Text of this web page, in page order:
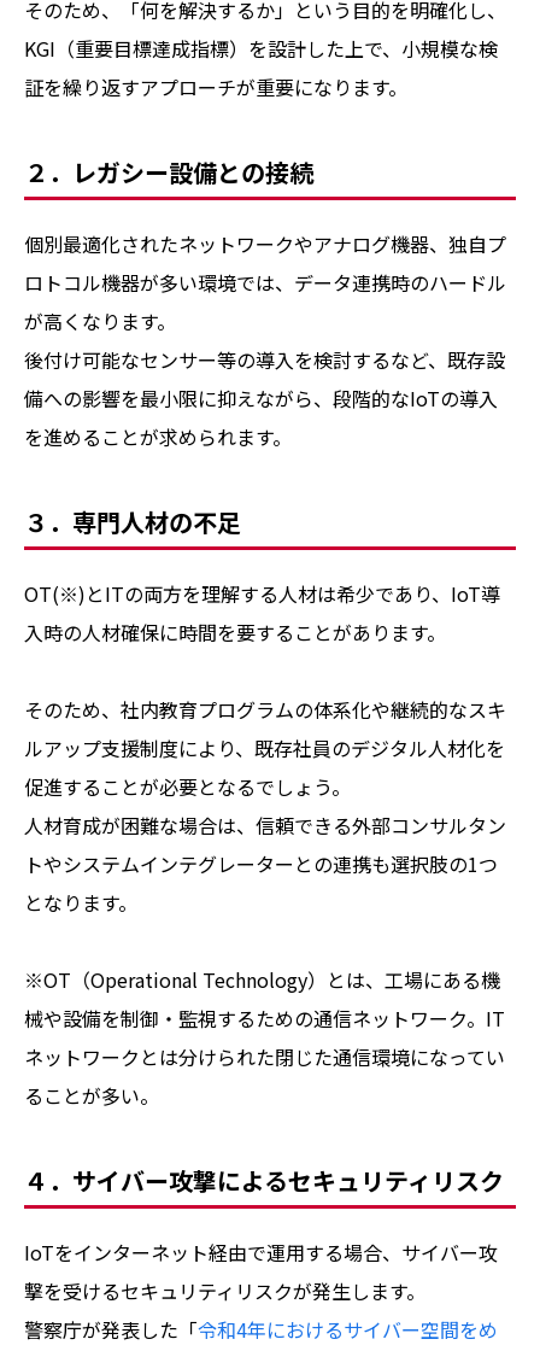
そのため、「何を解決するか」という目的を明確化し、
KGI（重要目標達成指標）を設計した上で、小規模な検
証を繰り返すアプローチが重要になります。
２．レガシー設備との接続
個別最適化されたネットワークやアナログ機器、独自プ
ロトコル機器が多い環境では、データ連携時のハードル
が高くなります。
後付け可能なセンサー等の導入を検討するなど、既存設
備への影響を最小限に抑えながら、段階的なIoTの導入
を進めることが求められます。
３．専門人材の不足
OT(※)とITの両方を理解する人材は希少であり、IoT導
入時の人材確保に時間を要することがあります。
そのため、社内教育プログラムの体系化や継続的なスキ
ルアップ支援制度により、既存社員のデジタル人材化を
促進することが必要となるでしょう。
人材育成が困難な場合は、信頼できる外部コンサルタン
トやシステムインテグレーターとの連携も選択肢の1つ
となります。
※OT（Operational Technology）とは、工場にある機
械や設備を制御・監視するための通信ネットワーク。IT
ネットワークとは分けられた閉じた通信環境になってい
ることが多い。
４．サイバー攻撃によるセキュリティリスク
IoTをインターネット経由で運用する場合、サイバー攻
撃を受けるセキュリティリスクが発生します。
警察庁が発表した「令和4年におけるサイバー空間をめ